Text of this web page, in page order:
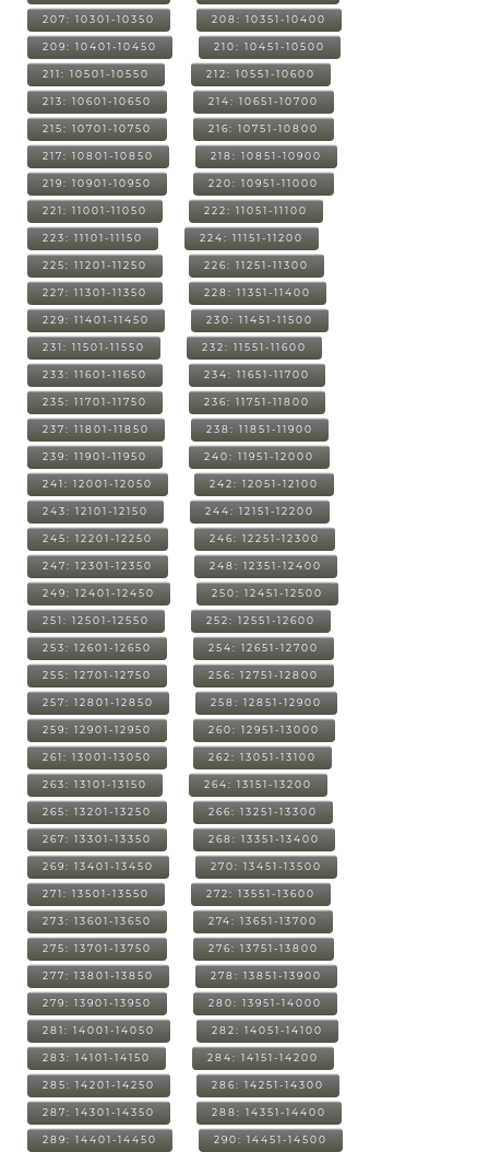
207: 10301-10350 208: 10351-10400
209: 10401-10450 210: 10451-10500
211: 10501-10550 212: 10551-10600
213: 10601-10650 214: 10651-10700
215: 10701-10750 216: 10751-10800
217: 10801-10850 218: 10851-10900
219: 10901-10950 220: 10951-11000
221: 11001-11050 222: 11051-11100
223: 11101-11150 224: 11151-11200
225: 11201-11250 226: 11251-11300
227: 11301-11350 228: 11351-11400
229: 11401-11450 230: 11451-11500
231: 11501-11550 232: 11551-11600
233: 11601-11650 234: 11651-11700
235: 11701-11750 236: 11751-11800
237: 11801-11850 238: 11851-11900
239: 11901-11950 240: 11951-12000
241: 12001-12050 242: 12051-12100
243: 12101-12150 244: 12151-12200
245: 12201-12250 246: 12251-12300
247: 12301-12350 248: 12351-12400
249: 12401-12450 250: 12451-12500
251: 12501-12550 252: 12551-12600
253: 12601-12650 254: 12651-12700
255: 12701-12750 256: 12751-12800
257: 12801-12850 258: 12851-12900
259: 12901-12950 260: 12951-13000
261: 13001-13050 262: 13051-13100
263: 13101-13150 264: 13151-13200
265: 13201-13250 266: 13251-13300
267: 13301-13350 268: 13351-13400
269: 13401-13450 270: 13451-13500
271: 13501-13550 272: 13551-13600
273: 13601-13650 274: 13651-13700
275: 13701-13750 276: 13751-13800
277: 13801-13850 278: 13851-13900
279: 13901-13950 280: 13951-14000
281: 14001-14050 282: 14051-14100
283: 14101-14150 284: 14151-14200
285: 14201-14250 286: 14251-14300
287: 14301-14350 288: 14351-14400
289: 14401-14450 290: 14451-14500